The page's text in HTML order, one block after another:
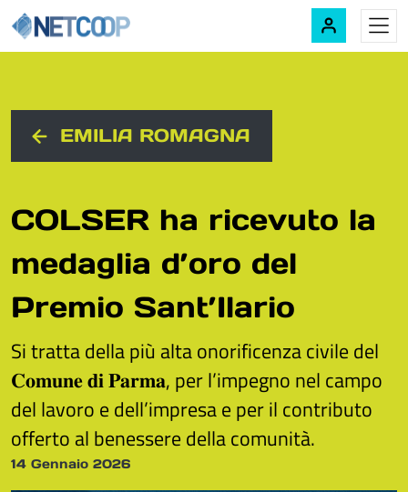
Navigazione principale
EMILIA ROMAGNA
COLSER ha ricevuto la
medaglia d’oro del
Premio Sant’Ilario
Si tratta della più alta onorificenza civile del
𝐂𝐨𝐦𝐮𝐧𝐞 𝐝𝐢 𝐏𝐚𝐫𝐦𝐚, per l’impegno nel campo
del lavoro e dell’impresa e per il contributo
offerto al benessere della comunità.
14 Gennaio 2026